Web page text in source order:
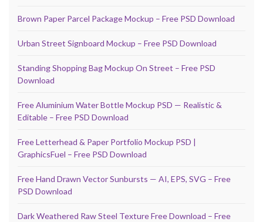
Brown Paper Parcel Package Mockup – Free PSD Download
Urban Street Signboard Mockup – Free PSD Download
Standing Shopping Bag Mockup On Street – Free PSD
Download
Free Aluminium Water Bottle Mockup PSD — Realistic &
Editable – Free PSD Download
Free Letterhead & Paper Portfolio Mockup PSD |
GraphicsFuel – Free PSD Download
Free Hand Drawn Vector Sunbursts — AI, EPS, SVG – Free
PSD Download
Dark Weathered Raw Steel Texture Free Download – Free